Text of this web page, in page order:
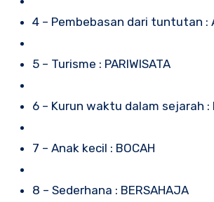
4 – Pembebasan dari tuntutan :
5 – Turisme : PARIWISATA
6 – Kurun waktu dalam sejarah :
7 – Anak kecil : BOCAH
8 – Sederhana : BERSAHAJA